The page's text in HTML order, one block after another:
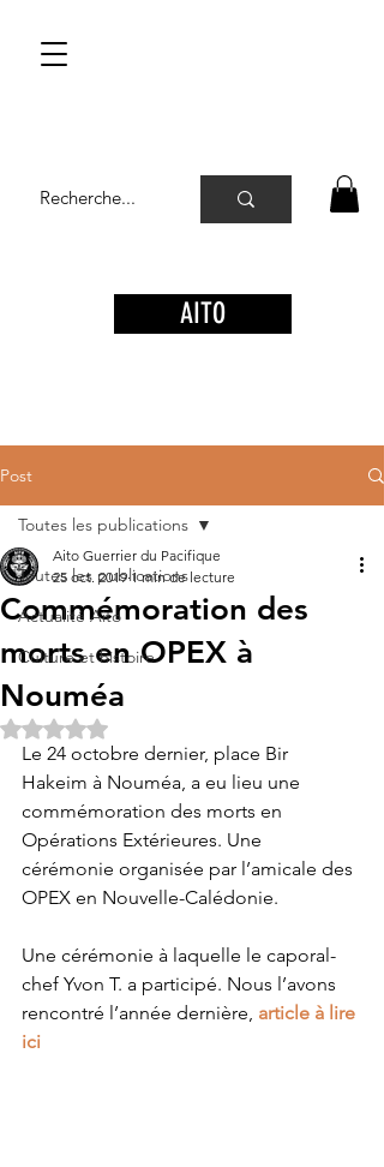
AITO
Post
Toutes les publications
Actualité Aito
Culture et histoire
Toutes les publications
Commémoration des
morts en OPEX à
Nouméa
Aito Guerrier du Pacifique
25 oct. 2019 1 min de lecture
Noté NaN étoiles sur 5.
Le 24 octobre dernier, place Bir
Hakeim à Nouméa, a eu lieu une
commémoration des morts en
Opérations Extérieures. Une
cérémonie organisée par l’amicale des
OPEX en Nouvelle-Calédonie.
Une cérémonie à laquelle le caporal-
chef Yvon T. a participé. Nous l’avons
rencontré l’année dernière, article à lire
ici